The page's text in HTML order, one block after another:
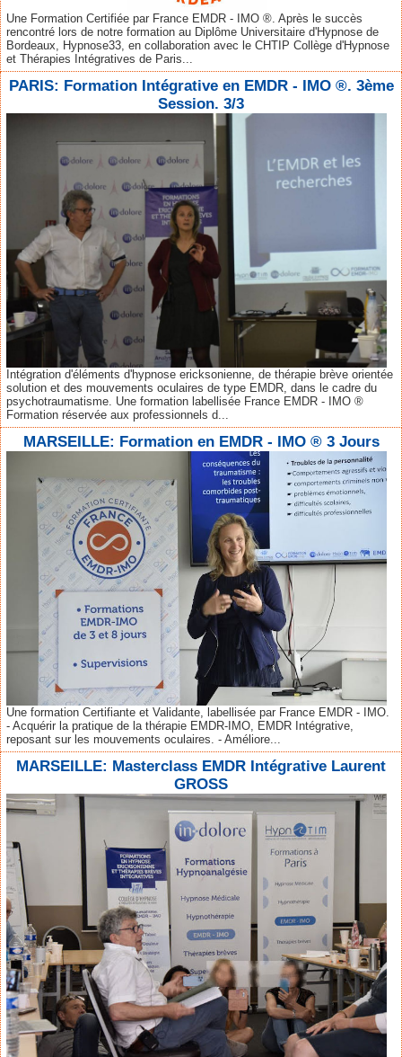
Une Formation Certifiée par France EMDR - IMO ®. Après le succès
rencontré lors de notre formation au Diplôme Universitaire d'Hypnose de
Bordeaux, Hypnose33, en collaboration avec le CHTIP Collège d'Hypnose
et Thérapies Intégratives de Paris...
PARIS: Formation Intégrative en EMDR - IMO ®. 3ème
Session. 3/3
Intégration d'éléments d'hypnose ericksonienne, de thérapie brève orientée
solution et des mouvements oculaires de type EMDR, dans le cadre du
psychotraumatisme. Une formation labellisée France EMDR - IMO ®
Formation réservée aux professionnels d...
MARSEILLE: Formation en EMDR - IMO ® 3 Jours
Une formation Certifiante et Validante, labellisée par France EMDR - IMO.
- Acquérir la pratique de la thérapie EMDR-IMO, EMDR Intégrative,
reposant sur les mouvements oculaires. - Améliore...
MARSEILLE: Masterclass EMDR Intégrative Laurent
GROSS